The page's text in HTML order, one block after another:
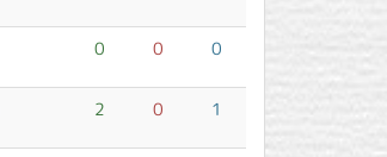
0 0 0
2 0 1